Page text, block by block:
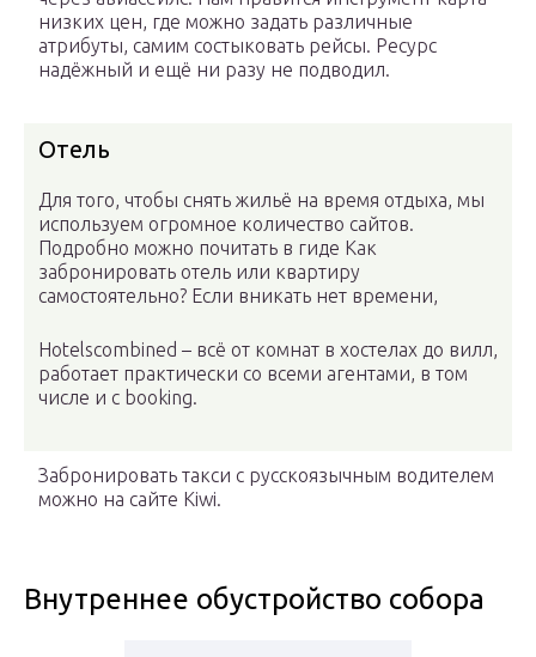
низких цен, где можно задать различные
атрибуты, самим состыковать рейсы. Ресурс
надёжный и ещё ни разу не подводил.
Отель
Для того, чтобы снять жильё на время отдыха, мы
используем огромное количество сайтов.
Подробно можно почитать в гиде Как
забронировать отель или квартиру
самостоятельно? Если вникать нет времени,
Hotelscombined – всё от комнат в хостелах до вилл,
работает практически со всеми агентами, в том
числе и с booking.
Забронировать такси с русскоязычным водителем
можно на сайте Kiwi.
Внутреннее обустройство собора